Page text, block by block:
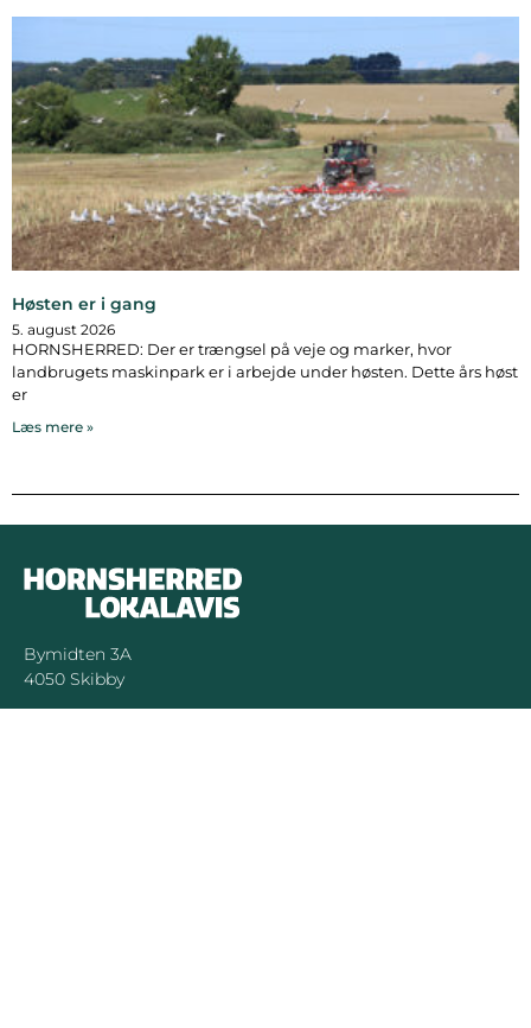
Høsten er i gang
5. august 2026
HORNSHERRED: Der er trængsel på veje og marker, hvor
landbrugets maskinpark er i arbejde under høsten. Dette års høst
er
Læs mere »
Bymidten 3A
4050 Skibby